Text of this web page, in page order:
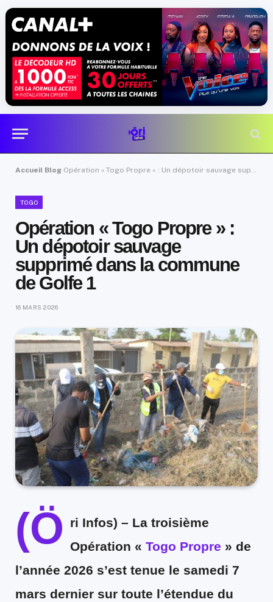
Accueil Blog Opération « Togo Propre » : Un dépotoir sauvage supprimé dans la commune de Golfe 1
TOGO
Opération « Togo Propre » :
Un dépotoir sauvage
supprimé dans la commune
de Golfe 1
16 MARS 2026
(Ö ri Infos) – La troisième
Opération « Togo Propre » de
l’année 2026 s’est tenue le samedi 7
mars dernier sur toute l’étendue du